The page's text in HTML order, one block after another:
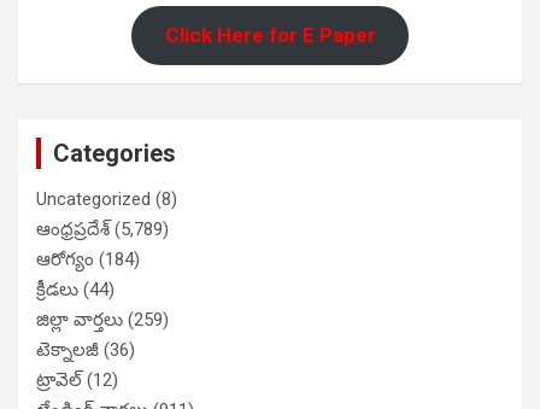
Click Here for E Paper
Categories
Uncategorized (8)
ఆంధ్రప్రదేశ్(5,789)
ఆరోగ్యం (184)
క్రీడలు (44)
జిల్లా వార్తలు (259)
టెక్నాలజీ (36)
ట్రావెల్(12)